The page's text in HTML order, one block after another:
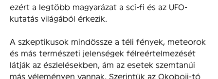
ezért a legtöbb magyarázat a sci-fi és az UFO-
kutatás világából érkezik.
A szkeptikusok mindössze a téli fények, meteorok
és más természeti jelenségek félreértelmezését
látják az észlelésekben, ám az esetek szemtanúi
más véleményen vannak. Szerintük az Okoboji-tó